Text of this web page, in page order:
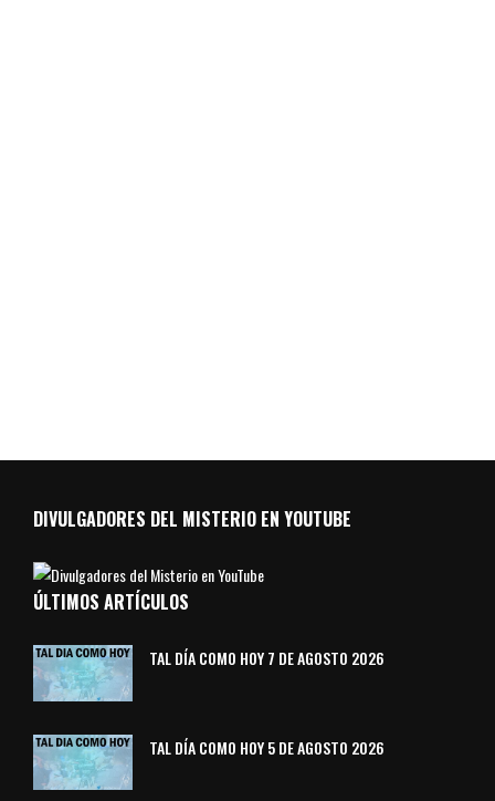
DIVULGADORES DEL MISTERIO EN YOUTUBE
ÚLTIMOS ARTÍCULOS
TAL DÍA COMO HOY 7 DE AGOSTO 2026
TAL DÍA COMO HOY 5 DE AGOSTO 2026